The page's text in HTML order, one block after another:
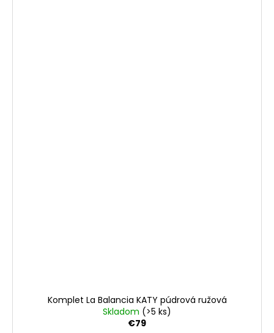
Komplet La Balancia KATY púdrová ružová
Skladom (>5 ks)
€79